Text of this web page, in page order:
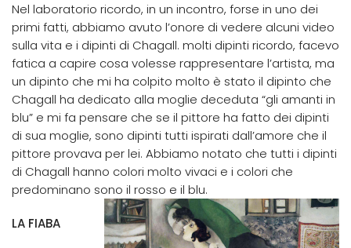
Nel laboratorio ricordo, in un incontro, forse in uno dei
primi fatti, abbiamo avuto l’onore di vedere alcuni video
sulla vita e i dipinti di Chagall. molti dipinti ricordo, facevo
fatica a capire cosa volesse rappresentare l’artista, ma
un dipinto che mi ha colpito molto è stato il dipinto che
Chagall ha dedicato alla moglie deceduta “gli amanti in
blu” e mi fa pensare che se il pittore ha fatto dei dipinti
di sua moglie, sono dipinti tutti ispirati dall’amore che il
pittore provava per lei. Abbiamo notato che tutti i dipinti
di Chagall hanno colori molto vivaci e i colori che
predominano sono il rosso e il blu.
LA FIABA